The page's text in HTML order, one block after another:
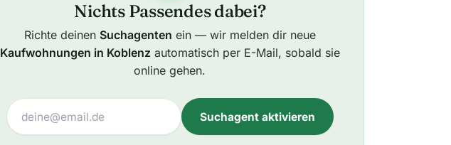
Nichts Passendes dabei?
Richte deinen Suchagenten ein — wir melden dir neue
Kaufwohnungen in Koblenzautomatisch per E-Mail, sobald sie
online gehen.
Suchagent aktivieren